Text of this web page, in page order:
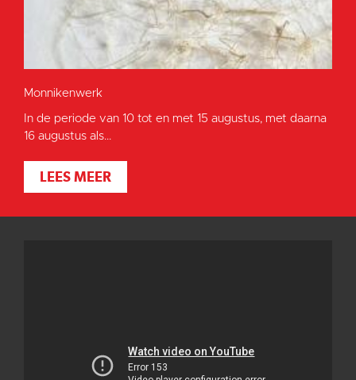
Monnikenwerk
In de periode van 10 tot en met 15 augustus, met daarna
16 augustus als...
LEES MEER